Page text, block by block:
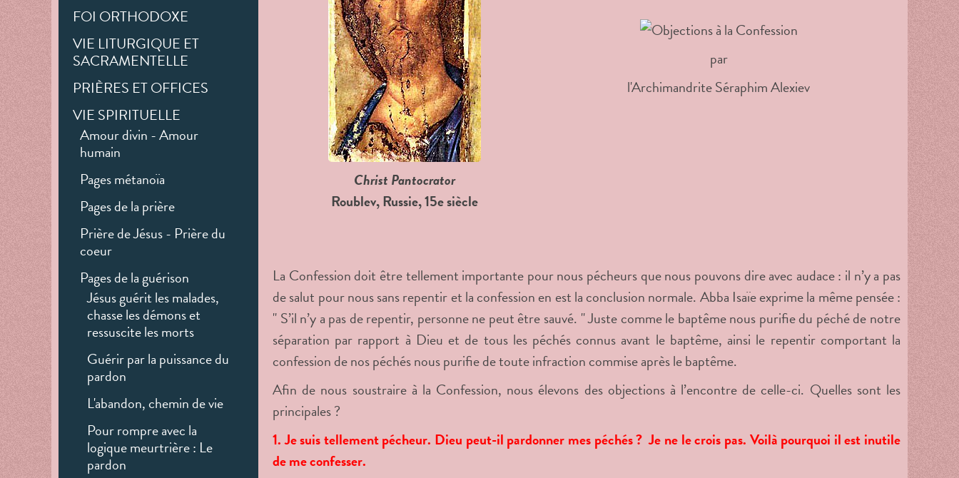
FOI ORTHODOXE
VIE LITURGIQUE ET
SACRAMENTELLE
PRIÈRES ET OFFICES
VIE SPIRITUELLE
Amour divin - Amour
humain
Pages métanoïa
Pages de la prière
Prière de Jésus - Prière du
coeur
Pages de la guérison
Jésus guérit les malades,
chasse les démons et
ressuscite les morts
Guérir par la puissance du
pardon
L'abandon, chemin de vie
Pour rompre avec la
logique meurtrière : Le
pardon
Christ Pantocrator
Roublev, Russie, 15e siècle
par
l'Archimandrite Séraphim Alexiev
La Confession doit être tellement importante pour nous pécheurs que nous pouvons dire avec audace : il n’y a pas
de salut pour nous sans repentir et la confession en est la conclusion normale. Abba Isaïe exprime la même pensée :
" S’il n’y a pas de repentir, personne ne peut être sauvé. " Juste comme le baptême nous purifie du péché de notre
séparation par rapport à Dieu et de tous les péchés connus avant le baptême, ainsi le repentir comportant la
confession de nos péchés nous purifie de toute infraction commise après le baptême.
Afin de nous soustraire à la Confession, nous élevons des objections à l’encontre de celle-ci. Quelles sont les
principales ?
1. Je suis tellement pécheur. Dieu peut-il pardonner mes péchés ? Je ne le crois pas. Voilà pourquoi il est inutile
de me confesser.